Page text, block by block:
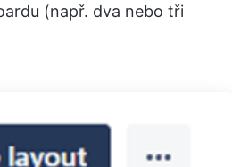
(např. dva nebo tři